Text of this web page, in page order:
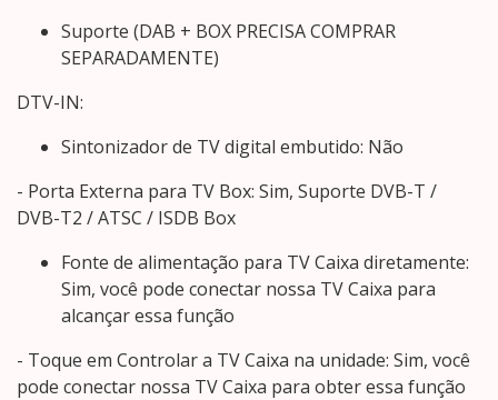
Suporte (DAB + BOX PRECISA COMPRAR
SEPARADAMENTE)
DTV-IN:
Sintonizador de TV digital embutido: Não
- Porta Externa para TV Box: Sim, Suporte DVB-T /
DVB-T2 / ATSC / ISDB Box
Fonte de alimentação para TV Caixa diretamente:
Sim, você pode conectar nossa TV Caixa para
alcançar essa função
- Toque em Controlar a TV Caixa na unidade: Sim, você
pode conectar nossa TV Caixa para obter essa função